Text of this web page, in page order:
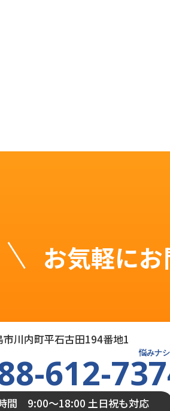
お気軽に
川内町平石古田194番地1
悩みナシ
612-
間 9:00〜18:00 土日祝も対応